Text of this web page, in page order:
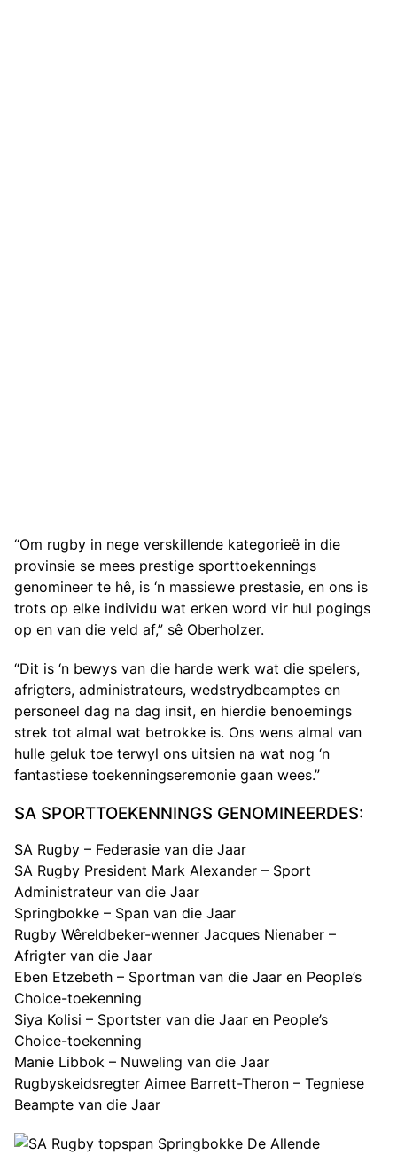
“Om rugby in nege verskillende kategorieë in die
provinsie se mees prestige sporttoekennings
genomineer te hê, is ‘n massiewe prestasie, en ons is
trots op elke individu wat erken word vir hul pogings
op en van die veld af,” sê Oberholzer.
“Dit is ‘n bewys van die harde werk wat die spelers,
afrigters, administrateurs, wedstrydbeamptes en
personeel dag na dag insit, en hierdie benoemings
strek tot almal wat betrokke is. Ons wens almal van
hulle geluk toe terwyl ons uitsien na wat nog ‘n
fantastiese toekenningseremonie gaan wees.”
SA SPORTTOEKENNINGS GENOMINEERDES:
SA Rugby – Federasie van die Jaar
SA Rugby President Mark Alexander – Sport
Administrateur van die Jaar
Springbokke – Span van die Jaar
Rugby Wêreldbeker-wenner Jacques Nienaber –
Afrigter van die Jaar
Eben Etzebeth – Sportman van die Jaar en People’s
Choice-toekenning
Siya Kolisi – Sportster van die Jaar en People’s
Choice-toekenning
Manie Libbok – Nuweling van die Jaar
Rugbyskeidsregter Aimee Barrett-Theron – Tegniese
Beampte van die Jaar